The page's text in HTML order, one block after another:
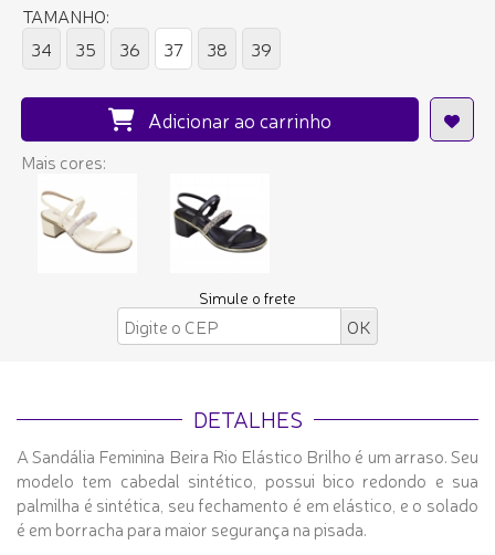
TAMANHO:
34
35 36 37 38 39
Adicionar ao carrinho
Mais cores:
Simule o frete
DETALHES
A Sandália Feminina Beira Rio Elástico Brilho é um arraso. Seu
modelo tem cabedal sintético, possui bico redondo e sua
palmilha é sintética, seu fechamento é em elástico, e o solado
é em borracha para maior segurança na pisada.